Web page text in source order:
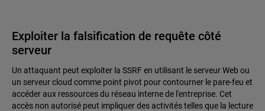
Exploiter la falsification de requête côté
serveur
Un attaquant peut exploiter la SSRF en utilisant le serveur Web ou
un serveur cloud comme point pivot pour contourner le pare-feu et
accéder aux ressources du réseau interne de l'entreprise. Cet
accès non autorisé peut impliquer des activités telles que la lecture